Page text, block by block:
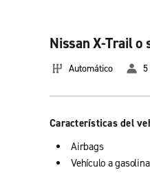
Nissan X-Trail o
Automático
Características del
Airbags
Vehículo a gasolina